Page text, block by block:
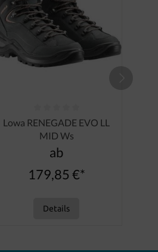
5 Sternen Bewertung von 0
Lowa RENEGADE EVO LL
MID Ws
ab
179,85 €*
Details